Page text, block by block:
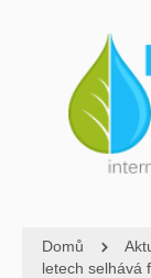
Domů
letech selhává